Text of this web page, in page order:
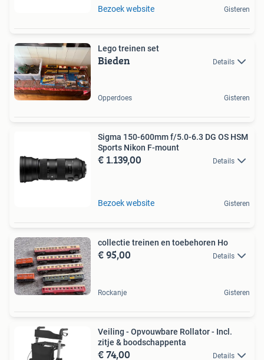
Bezoek website Gisteren
Lego treinen set
Bieden Details
Opperdoes Gisteren
Sigma 150-600mm f/5.0-6.3 DG OS HSM
Sports Nikon F-mount
€ 1.139,00 Details
Bezoek website Gisteren
collectie treinen en toebehoren Ho
€ 95,00 Details
Rockanje Gisteren
Veiling - Opvouwbare Rollator - Incl.
zitje & boodschappenta
€ 74,00 Details